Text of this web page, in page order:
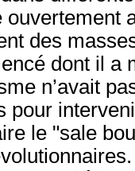
ouvertement
des
dont il a
n’avait
pour
le "sale